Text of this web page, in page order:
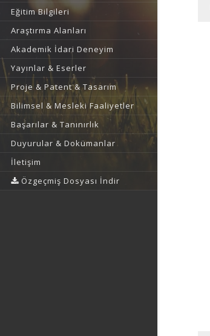
Eğitim Bilgileri
Araştırma Alanları
Akademik İdari Deneyim
Yayınlar & Eserler
Proje & Patent & Tasarım
Bilimsel & Mesleki Faaliyetler
Başarılar & Tanınırlık
Duyurular & Dokümanlar
İletişim
Özgeçmiş Dosyası İndir